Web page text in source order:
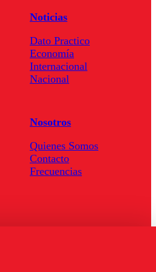
Noticias
Dato Practico
Economía
Internacional
Nacional
Nosotros
Quienes Somos
Contacto
Frecuencias